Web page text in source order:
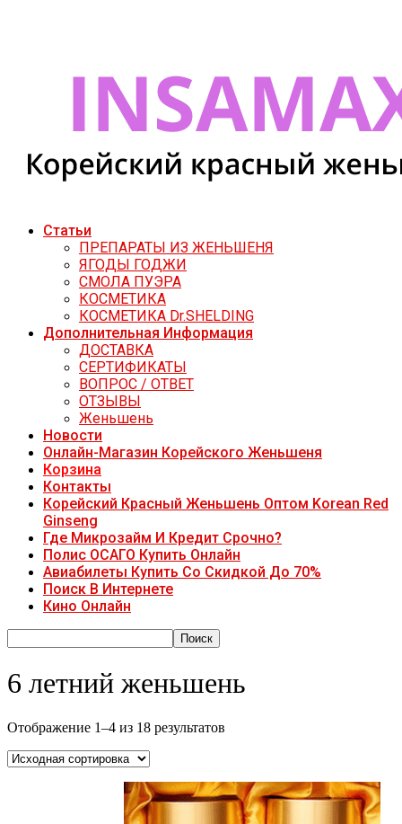
Статьи
ПРЕПАРАТЫ ИЗ ЖЕНЬШЕНЯ
ЯГОДЫ ГОДЖИ
СМОЛА ПУЭРА
КОСМЕТИКА
КОСМЕТИКА Dr.SHELDING
Дополнительная Информация
ДОСТАВКА
СЕРТИФИКАТЫ
ВОПРОС / ОТВЕТ
ОТЗЫВЫ
Женьшень
Новости
Онлайн-Магазин Корейского Женьшеня
Корзина
Контакты
Корейский Красный Женьшень Оптом Korean Red
Ginseng
Где Микрозайм И Кредит Срочно?
Полис ОСАГО Купить Онлайн
Авиабилеты Купить Со Скидкой До 70%
Поиск В Интернете
Кино Онлайн
6 летний женьшень
Отображение 1–4 из 18 результатов